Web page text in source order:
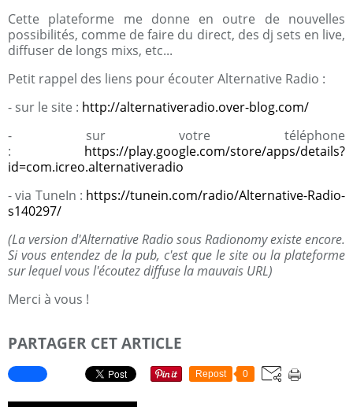
Cette plateforme me donne en outre de nouvelles
possibilités, comme de faire du direct, des dj sets en live,
diffuser de longs mixs, etc...
Petit rappel des liens pour écouter Alternative Radio :
- sur le site : http://alternativeradio.over-blog.com/
- sur votre téléphone
: https://play.google.com/store/apps/details?
id=com.icreo.alternativeradio
- via TuneIn : https://tunein.com/radio/Alternative-Radio-
s140297/
(La version d'Alternative Radio sous Radionomy existe encore.
Si vous entendez de la pub, c'est que le site ou la plateforme
sur lequel vous l'écoutez diffuse la mauvais URL)
Merci à vous !
PARTAGER CET ARTICLE
Repost 0